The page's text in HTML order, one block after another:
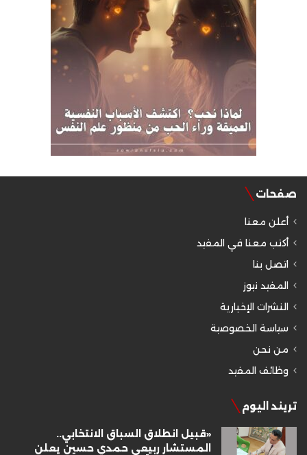
صفحات
أعلن معنا
أكتب معنا في المفيد
اتصل بنا
المفيد نيوز
النشرات الإخبارية
سياسة الخصوصية
من نحن
وظائف المفيد
تريند اليوم
«قبيل انطلاق السباق الانتخابي..
المستشار ربيعي حمدي حسين يعلن